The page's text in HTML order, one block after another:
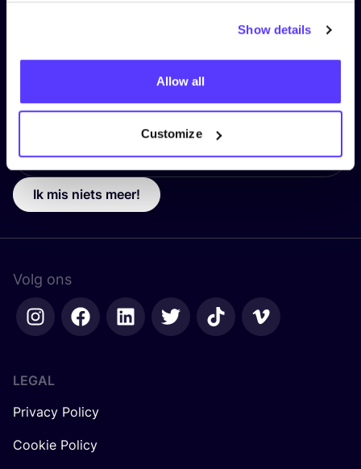
Show details
Allow all
Customize
Ik mis niets meer!
Volg ons
LEGAL
Privacy Policy
Cookie Policy